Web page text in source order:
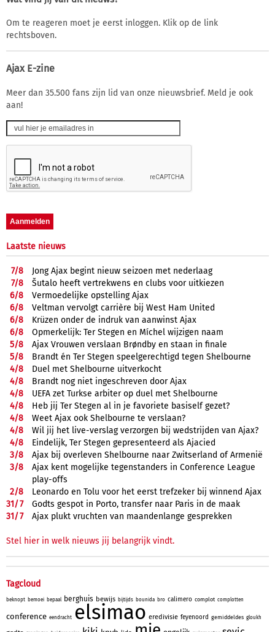
Om te reageren moet je eerst inloggen. Klik op de link
rechtsboven.
Ajax E-zine
Meer dan 35.500 fans zijn lid van onze nieuwsbrief. Meld je ook
aan!
Laatste nieuws
7/8
Jong Ajax begint nieuw seizoen met nederlaag
7/8
Šutalo heeft vertrekwens en clubs voor uitkiezen
6/8
Vermoedelijke opstelling Ajax
6/8
Veltman vervolgt carrière bij West Ham United
6/8
Krüzen onder de indruk van aanwinst Ajax
6/8
Opmerkelijk: Ter Stegen en Míchel wijzigen naam
5/8
Ajax Vrouwen verslaan Brøndby en staan in finale
5/8
Brandt én Ter Stegen speelgerechtigd tegen Shelbourne
4/8
Duel met Shelbourne uitverkocht
4/8
Brandt nog niet ingeschreven door Ajax
4/8
UEFA zet Turkse arbiter op duel met Shelbourne
4/8
Heb jij Ter Stegen al in je favoriete basiself gezet?
4/8
Weet Ajax ook Shelbourne te verslaan?
4/8
Wil jij het live-verslag verzorgen bij wedstrijden van Ajax?
4/8
Eindelijk, Ter Stegen gepresenteerd als Ajacied
3/8
Ajax bij overleven Shelbourne naar Zwitserland of Armenië
3/8
Ajax kent mogelijke tegenstanders in Conference League
play-offs
2/8
Leonardo en Tolu voor het eerst trefzeker bij winnend Ajax
31/7
Godts gespot in Porto, transfer naar Paris in de maak
31/7 Ajax plukt vruchten van maandenlange gesprekken
Stel hier in welk nieuws jij belangrijk vindt.
Tagcloud
beknopt bemoei bepaal berghuis bewijs bijtijds bounida bro calimero complot complotten
conference eendracht elsimao eredivisie feyenoord gemiddeldes gloukh